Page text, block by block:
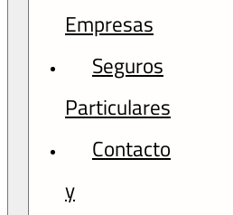
Empresas
Seguros
Particulares
Contacto
y